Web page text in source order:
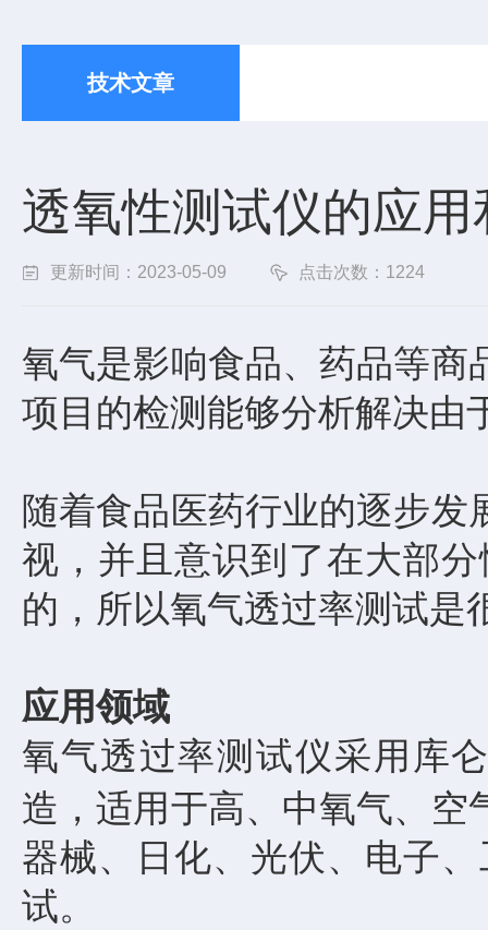
技术文章
透氧性测试仪的应用
更新时间：2023-05-09 点击次数：1224
氧气是影响食品、药品等商
项目的检测能够分析解决由
随着食品医药行业的逐步
视，并且意识到了在大部
的 ， 所以氧气透过率测试是
应用领域
氧气透过率测试仪采用库
造，适用于高、中氧气、空
器械、日化、光伏、电子
试。